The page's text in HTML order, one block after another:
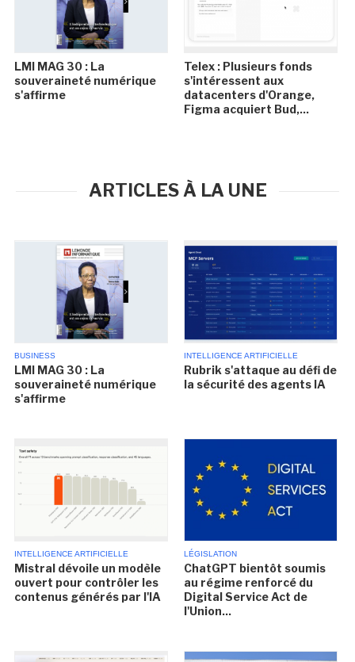
LMI MAG 30 : La
souveraineté numérique
s'affirme
Telex : Plusieurs fonds
s'intéressent aux
datacenters d'Orange,
Figma acquiert Bud,...
ARTICLES À LA UNE
BUSINESS
LMI MAG 30 : La
souveraineté numérique
s'affirme
INTELLIGENCE ARTIFICIELLE
Rubrik s'attaque au défi de
la sécurité des agents IA
INTELLIGENCE ARTIFICIELLE
Mistral dévoile un modèle
ouvert pour contrôler les
contenus générés par l'IA
LÉGISLATION
ChatGPT bientôt soumis
au régime renforcé du
Digital Service Act de
l'Union...